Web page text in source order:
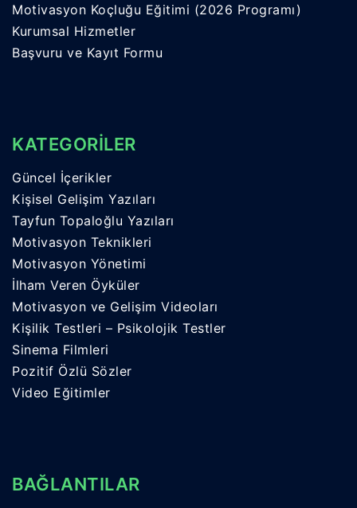
Motivasyon Koçluğu Eğitimi (2026 Programı)
Kurumsal Hizmetler
Başvuru ve Kayıt Formu
KATEGORİLER
Güncel İçerikler
Kişisel Gelişim Yazıları
Tayfun Topaloğlu Yazıları
Motivasyon Teknikleri
Motivasyon Yönetimi
İlham Veren Öyküler
Motivasyon ve Gelişim Videoları
Kişilik Testleri – Psikolojik Testler
Sinema Filmleri
Pozitif Özlü Sözler
Video Eğitimler
BAĞLANTILAR